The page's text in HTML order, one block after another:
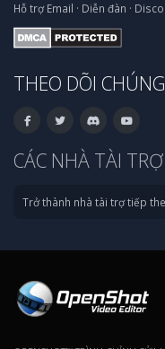
Hỗ trợ Email · Diễn đàn ·
THEO DÕI
CÁC NHÀ TÀI TRỢ
Trở thành nhà tài trợ tiếp